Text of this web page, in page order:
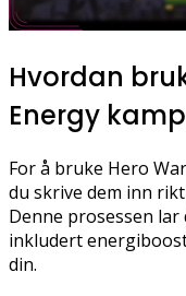
Hvordan
Energy
For å bruke Hero
du skrive dem inn
Denne prosessen
inkludert
din.